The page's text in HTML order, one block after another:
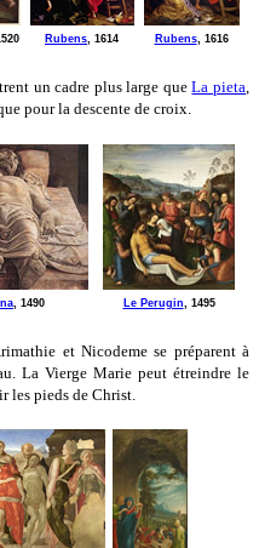
Rubens , 1614 Rubens, 1616
un cadre plus large queLa pieta,
pour la descente de croix.
, 1490 Le Perugin , 1495
et Nicodeme se préparent à
La Vierge Marie peut étreindre le
les pieds de Christ.